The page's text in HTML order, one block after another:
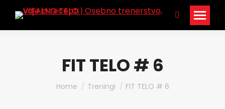
Search:
FIT TELO # 6
You are here:
Home Treningi FIT TELO # 6